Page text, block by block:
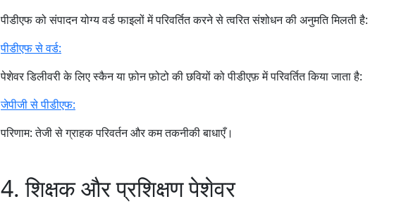
पीडीएफ को संपादन योग्य वर्ड फाइलों में परिवर्तित करने से त्वरित संशोधन की अनुमति मिलती है:
पीडीएफ से वर्ड:
पेशेवर डिलीवरी के लिए स्कैन या फ़ोन फ़ोटो की छवियों को पीडीएफ़ में परिवर्तित किया जाता है:
जेपीजी से पीडीएफ:
परिणाम: तेजी से ग्राहक परिवर्तन और कम तकनीकी बाधाएँ।
4. शिक्षक और प्रशिक्षण पेशेवर